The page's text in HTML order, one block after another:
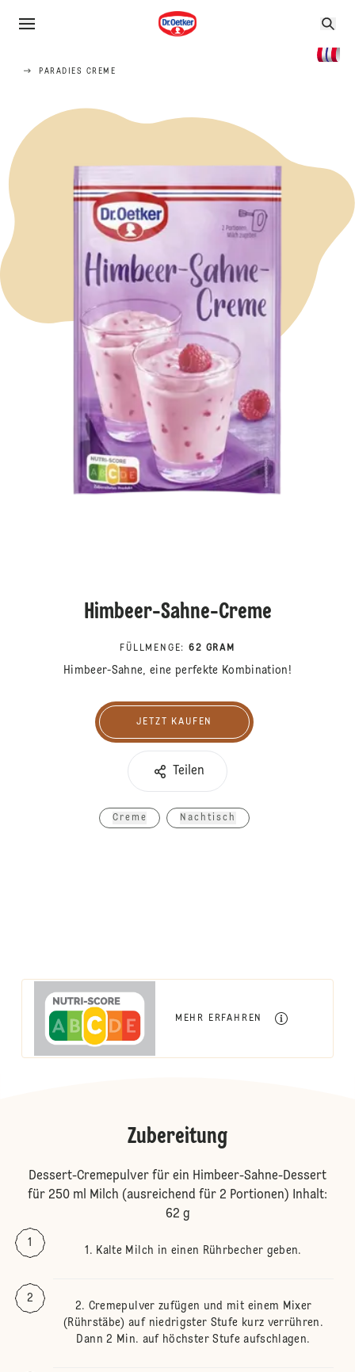
PARADIES CREME
Himbeer-Sahne-Creme
FÜLLMENGE: 62 GRAM
Himbeer-Sahne, eine perfekte Kombination!
Jetzt kaufen
JETZT KAUFEN
Teilen
Creme Nachtisch
MEHR ERFAHREN
Zubereitung
Dessert-Cremepulver für ein Himbeer-Sahne-Dessert
für 250 ml Milch (ausreichend für 2 Portionen) Inhalt:
62 g
Kalte Milch in einen Rührbecher geben.
Cremepulver zufügen und mit einem Mixer
(Rührstäbe) auf niedrigster Stufe kurz verrühren.
Dann 2 Min. auf höchster Stufe aufschlagen.